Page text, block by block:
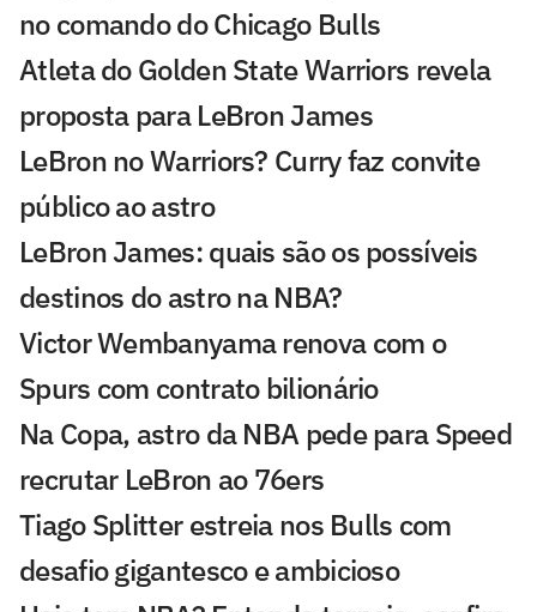
no comando do Chicago Bulls
Atleta do Golden State Warriors revela
proposta para LeBron James
LeBron no Warriors? Curry faz convite
público ao astro
LeBron James: quais são os possíveis
destinos do astro na NBA?
Victor Wembanyama renova com o
Spurs com contrato bilionário
Na Copa, astro da NBA pede para Speed
recrutar LeBron ao 76ers
Tiago Splitter estreia nos Bulls com
desafio gigantesco e ambicioso